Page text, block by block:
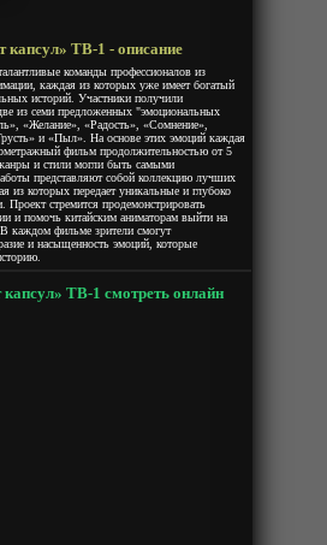
капсул» ТВ-1 - описание
команды профессионалов из
каждая из которых уже имеет богатый
историй. Участники получили
из семи предложенных "эмоциональных
«Желание», «Радость», «Сомнение»,
и «Пыл». На основе этих эмоций каждая
фильм продолжительностью от 5
и стили могли быть самыми
представляют собой коллекцию лучших
из которых передает уникальные и глубоко
Проект стремится продемонстрировать
и помочь китайским аниматорам выйти на
каждом фильме зрители смогут
и насыщенность эмоций, которые
ТВ-1 смотреть онлайн